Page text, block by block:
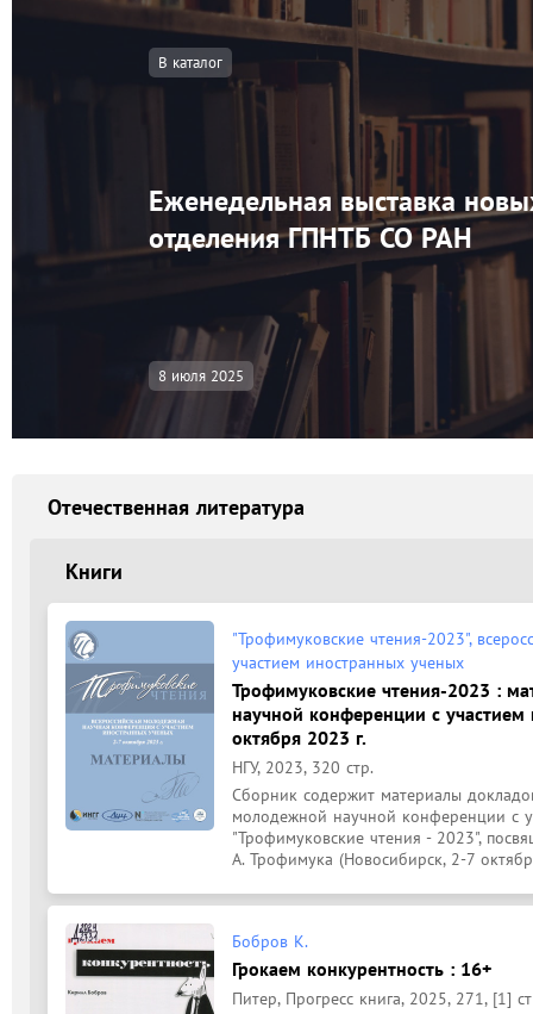
В каталог
Еженедельная выставка
отделения ГПНТБ СО РАН
8 июля 2025
Отечественная литература
Книги
"Трофимуковские чтения-2023",
участием иностранных ученых
Трофимуковские чтения-2023 :
научной конференции с
октября 2023 г.
НГУ, 2023, 320 стр.
Сборник содержит материалы
молодежной научной конференции с
"Трофимуковские чтения - 2023",
А. Трофимука (Новосибирск, 2-7
Бобров К.
Грокаем конкурентность : 16+
Питер, Прогресс книга, 2025, 271, [1]